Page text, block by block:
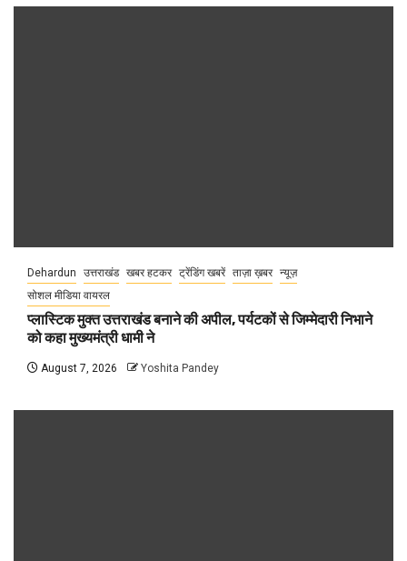
Dehardun उत्तराखंड खबर हटकर ट्रेंडिंग खबरें ताज़ा ख़बर न्यूज़
सोशल मीडिया वायरल
प्लास्टिक मुक्त उत्तराखंड बनाने की अपील, पर्यटकों से जिम्मेदारी निभाने
को कहा मुख्यमंत्री धामी ने
August 7, 2026 Yoshita Pandey